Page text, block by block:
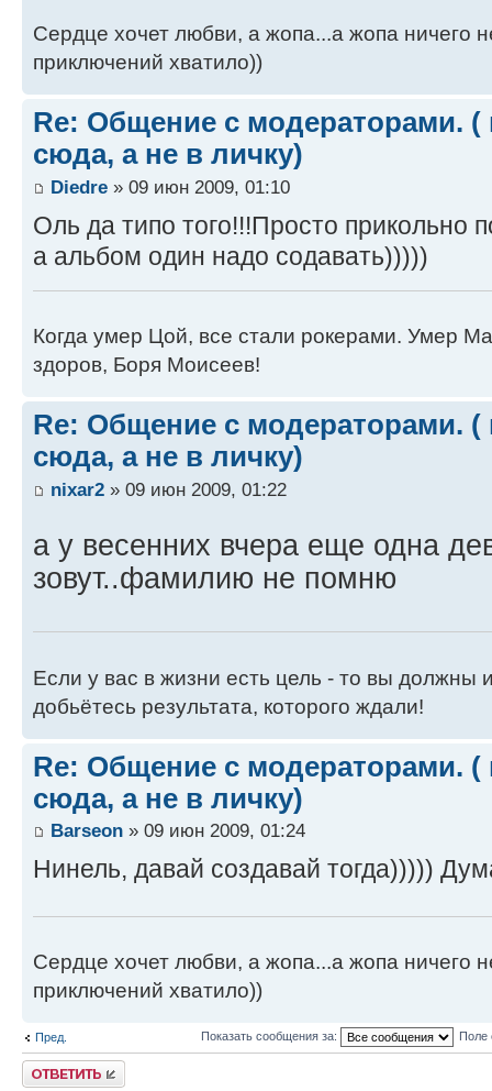
Сердце хочет любви, а жопа...а жопа ничего
приключений хватило))
Re: Общение с модераторами.
сюда, а не в личку)
Diedre » 09 июн 2009, 01:10
Оль да типо того!!!Просто прикольно
а альбом один надо содавать)))))
Когда умер Цой, все стали рокерами. Умер
здоров, Боря Моисеев!
Re: Общение с модераторами.
сюда, а не в личку)
nixar2 » 09 июн 2009, 01:22
а у весенних вчера еще одна
зовут..фамилию не помню
Если у вас в жизни есть цель - то вы должны
добьётесь результата, которого ждали!
Re: Общение с модераторами.
сюда, а не в личку)
Barseon » 09 июн 2009, 01:24
Нинель, давай создавай тогда)))))
Сердце хочет любви, а жопа...а жопа ничего
приключений хватило))
Пред. Показать сообщения за: Поле
Ответить